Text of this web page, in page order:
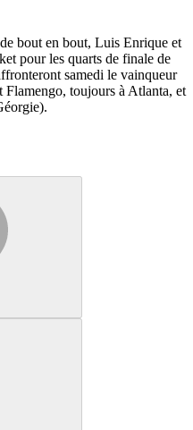
bout en bout, Luis Enrique et
pour les quarts de finale de
samedi le vainqueur
toujours à Atlanta, et